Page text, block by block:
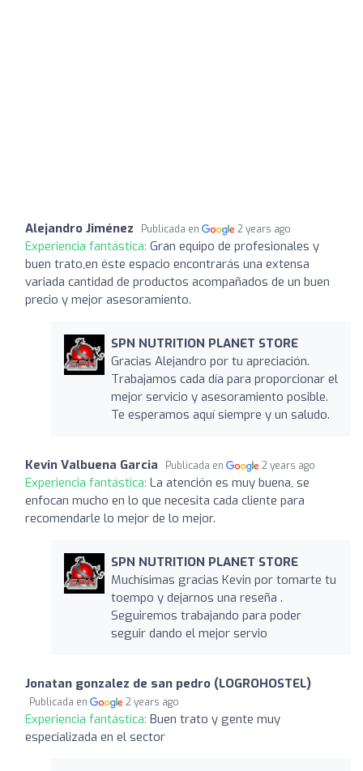
Alejandro Jiménez Publicada en 2 years ago
Experiencia fantástica: Gran equipo de profesionales y
buen trato,en éste espacio encontrarás una extensa
variada cantidad de productos acompañados de un buen
precio y mejor asesoramiento.
SPN NUTRITION PLANET STORE
Gracias Alejandro por tu apreciación.
Trabajamos cada día para proporcionar el
mejor servicio y asesoramiento posible.
Te esperamos aquí siempre y un saludo.
Kevin Valbuena Garcia Publicada en 2 years ago
Experiencia fantástica: La atención es muy buena, se
enfocan mucho en lo que necesita cada cliente para
recomendarle lo mejor de lo mejor.
SPN NUTRITION PLANET STORE
Muchísimas gracias Kevin por tomarte tu
toempo y dejarnos una reseña .
Seguiremos trabajando para poder
seguir dando el mejor servio
Jonatan gonzalez de san pedro (LOGROHOSTEL)
Publicada en 2 years ago
Experiencia fantástica: Buen trato y gente muy
especializada en el sector